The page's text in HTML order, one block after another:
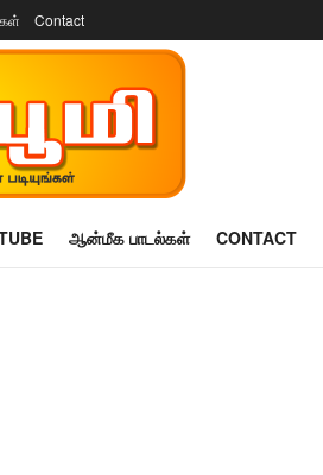
Contact
ஆன்மீக பாடல்கள் CONTACT